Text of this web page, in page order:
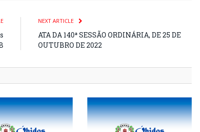
NEXT ARTICLE
ATA DA 140ª SESSÃO ORDINÁRIA, DE 25 DE
OUTUBRO DE 2022